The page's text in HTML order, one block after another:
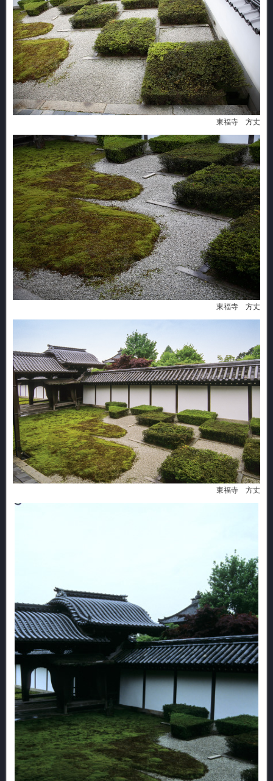
東福寺 方丈
東福寺 方丈
東福寺 方丈